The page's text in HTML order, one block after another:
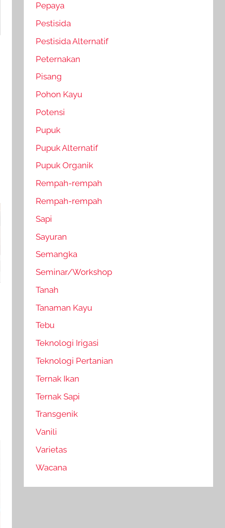
Pepaya
Pestisida
Pestisida Alternatif
Peternakan
Pisang
Pohon Kayu
Potensi
Pupuk
Pupuk Alternatif
Pupuk Organik
Rempah-rempah
Rempah-rempah
Sapi
Sayuran
Semangka
Seminar/Workshop
Tanah
Tanaman Kayu
Tebu
Teknologi Irigasi
Teknologi Pertanian
Ternak Ikan
Ternak Sapi
Transgenik
Vanili
Varietas
Wacana